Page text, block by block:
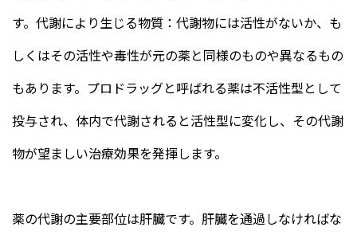
す。代謝により生じる物質：代謝物には活性がないか、も
しくはその活性や毒性が元の薬と同様のものや異なるもの
もあります。プロドラッグと呼ばれる薬は不活性型として
投与され、体内で代謝されると活性型に変化し、その代謝
物が望ましい治療効果を発揮します。
薬の代謝の主要部位は肝臓です。肝臓を通過しなければな